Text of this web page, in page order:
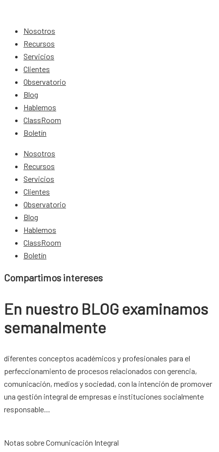
Nosotros
Recursos
Servicios
Clientes
Observatorio
Blog
Hablemos
ClassRoom
Boletín
Nosotros
Recursos
Servicios
Clientes
Observatorio
Blog
Hablemos
ClassRoom
Boletín
Compartimos intereses
En nuestro BLOG examinamos
semanalmente
diferentes conceptos académicos y profesionales para el
perfeccionamiento de procesos relacionados con gerencia,
comunicación, medios y sociedad, con la intención de promover
una gestión integral de empresas e instituciones socialmente
responsable…
Notas sobre Comunicación Integral